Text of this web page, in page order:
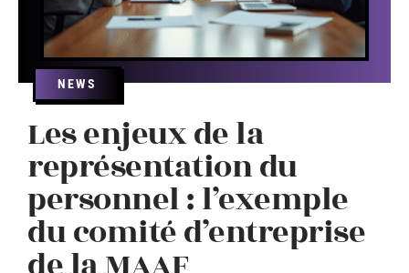
NEWS
Les enjeux de la
représentation du
personnel : l’exemple
du comité d’entreprise